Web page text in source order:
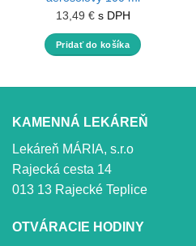
13,49 € s DPH
Pridať do košíka
KAMENNÁ LEKÁREŇ
Lekáreň MÁRIA, s.r.o
Rajecká cesta 14
013 13 Rajecké Teplice
OTVÁRACIE HODINY